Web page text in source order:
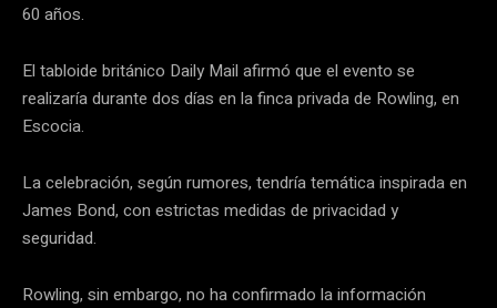
60 años.
El tabloide británico Daily Mail afirmó que el evento se
realizaría durante dos días en la finca privada de Rowling, en
Escocia.
La celebración, según rumores, tendría temática inspirada en
James Bond, con estrictas medidas de privacidad y
seguridad.
Rowling, sin embargo, no ha confirmado la información